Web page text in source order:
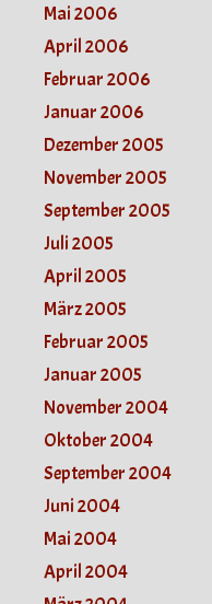
Mai 2006
April 2006
Februar 2006
Januar 2006
Dezember 2005
November 2005
September 2005
Juli 2005
April 2005
März 2005
Februar 2005
Januar 2005
November 2004
Oktober 2004
September 2004
Juni 2004
Mai 2004
April 2004